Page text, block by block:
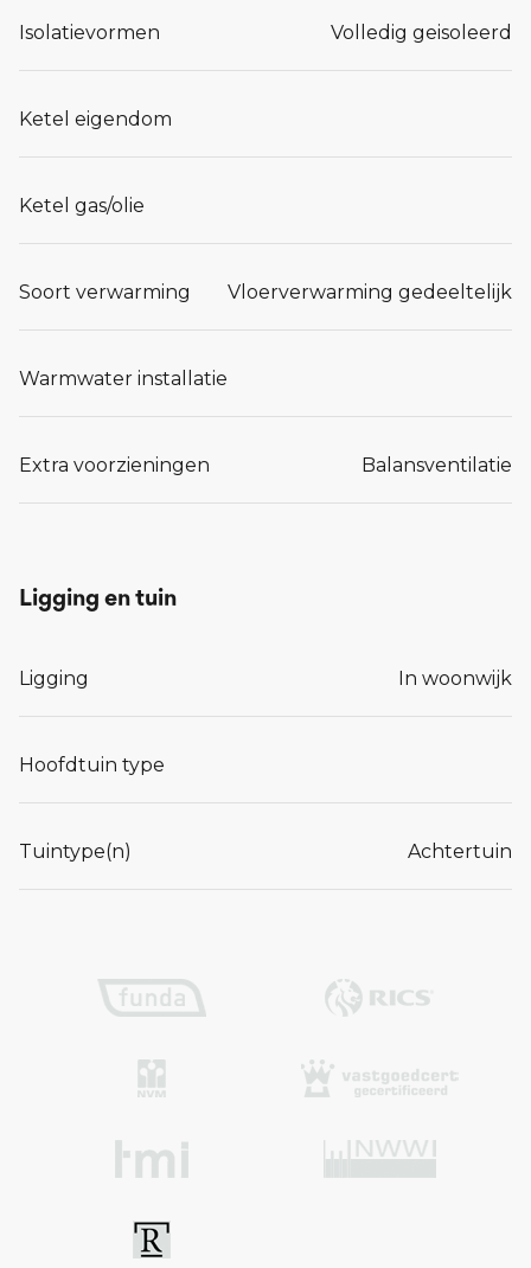
Isolatievormen Volledig geisoleerd
Ketel eigendom
Ketel gas/olie
Soort verwarming Vloerverwarming gedeeltelijk
Warmwater installatie
Extra voorzieningen Balansventilatie
Ligging en tuin
Ligging In woonwijk
Hoofdtuin type
Tuintype(n) Achtertuin